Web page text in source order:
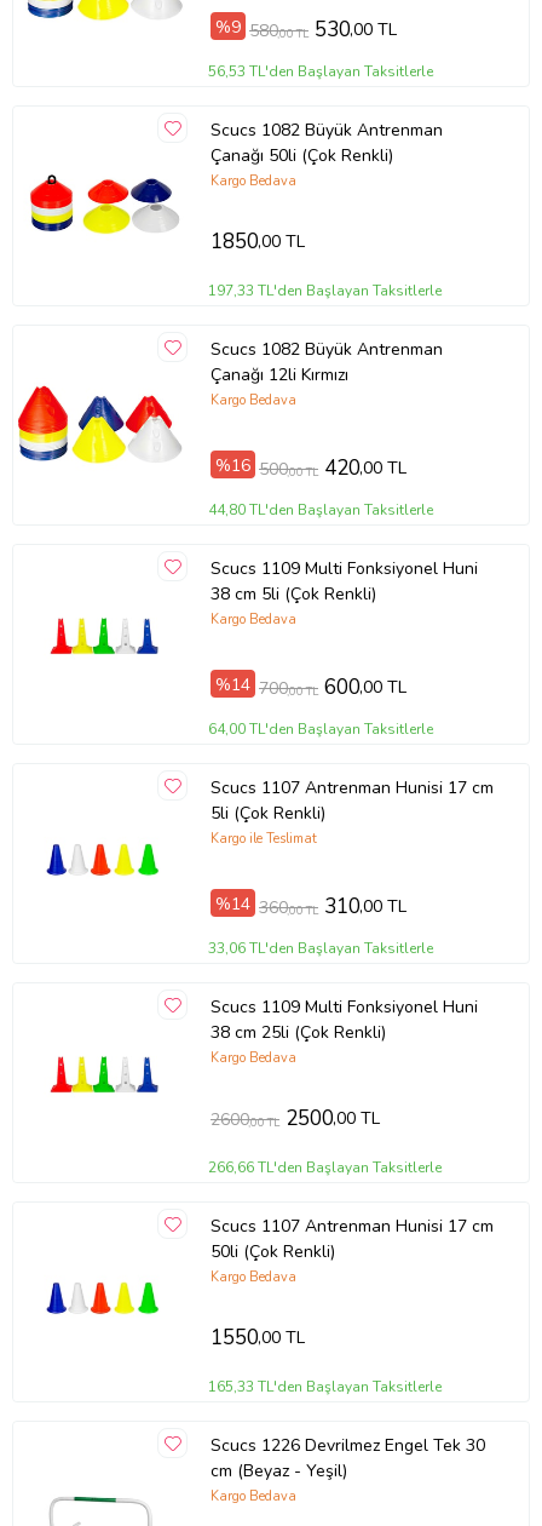
%9 580,00 TL 530,00 TL
56,53 TL'den Başlayan Taksitlerle
Scucs 1082 Büyük Antrenman
Çanağı 50li (Çok Renkli)
Kargo Bedava
1850,00 TL
197,33 TL'den Başlayan Taksitlerle
Scucs 1082 Büyük Antrenman
Çanağı 12li Kırmızı
Kargo Bedava
%16 500,00 TL 420,00 TL
44,80 TL'den Başlayan Taksitlerle
Scucs 1109 Multi Fonksiyonel Huni
38 cm 5li (Çok Renkli)
Kargo Bedava
%14 700,00 TL 600,00 TL
64,00 TL'den Başlayan Taksitlerle
Scucs 1107 Antrenman Hunisi 17 cm
5li (Çok Renkli)
Kargo ile Teslimat
%14 360,00 TL 310,00 TL
33,06 TL'den Başlayan Taksitlerle
Scucs 1109 Multi Fonksiyonel Huni
38 cm 25li (Çok Renkli)
Kargo Bedava
2600,00 TL 2500,00 TL
266,66 TL'den Başlayan Taksitlerle
Scucs 1107 Antrenman Hunisi 17 cm
50li (Çok Renkli)
Kargo Bedava
1550,00 TL
165,33 TL'den Başlayan Taksitlerle
Scucs 1226 Devrilmez Engel Tek 30
cm (Beyaz - Yeşil)
Kargo Bedava